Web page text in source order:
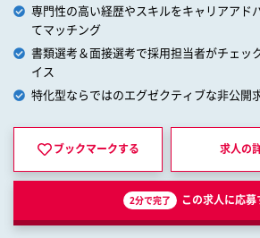
専門性の高い経歴やスキルをキャリアアド
てマッチング
書類選考＆面接選考で採用担当者がチェッ
イス
特化型ならではのエグゼクティブな非公開
ブックマークする 求人の
2分で完了 この求人に応募